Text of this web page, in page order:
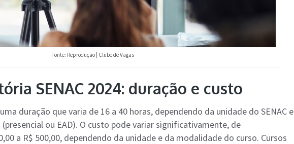
Fonte: Reprodução | Clube de Vagas
SENAC 2024: duração e custo
duração que varia de 16 a 40 horas, dependendo da unidade do SENAC e
ou EAD). O custo pode variar significativamente, de
a R$ 500,00, dependendo da unidade e da modalidade do curso. Cursos